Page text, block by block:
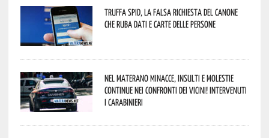
Truffa Spid, la falsa richiesta del canone
che ruba dati e carte delle persone
Nel materano minacce, insulti e molestie
continue nei confronti dei vicini! Intervenuti
i Carabinieri